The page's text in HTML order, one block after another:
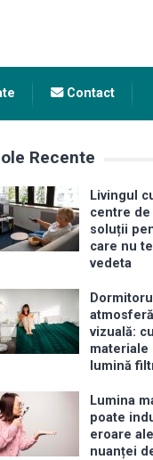
Contact
Recente
Livingul
centre
soluții
care nu
vedeta
vizuală:
materiale
lumină
Lumina
poate
eroare
nuanței